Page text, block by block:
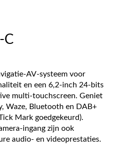
C
AV-systeem voor
en een 6,2-inch 24-bits
multi-touchscreen. Geniet
Waze, Bluetooth en DAB+
Mark goedgekeurd).
ingang zijn ook
audio- en videoprestaties.